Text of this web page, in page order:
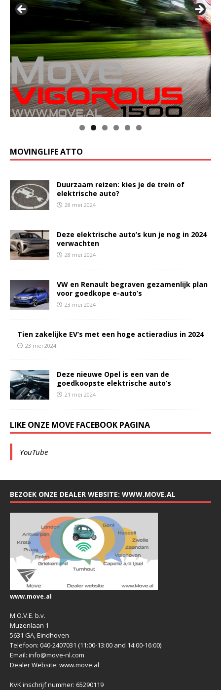
MOVINGLIFE ATTO
Duurzaam reizen: kies je de trein of
elektrische auto?
28 mei 2024
Deze elektrische auto’s kun je nog in 2024
verwachten
28 mei 2024
VW en Renault begraven gezamenlijk plan
voor goedkope e-auto’s
23 mei 2024
Tien zakelijke EV’s met een hoge actieradius in 2024
23 mei 2024
Deze nieuwe Opel is een van de
goedkoopste elektrische auto’s
21 mei 2024
LIKE ONZE MOVE FACEBOOK PAGINA
YouTube
BEZOEK ONZE DEALER WEBSITE: WWW.MOVE.AL
www.move.al
M.O.V.E. b.v.
Muzenlaan 1
5631 GA, Eindhoven
Telefoon: 040-2407031 (11:00-13:00 and 14:00-16:00)
Email: info@move-nl.com
Dealer Website: www.move.al
KvK inschrijf nummer: 65290119